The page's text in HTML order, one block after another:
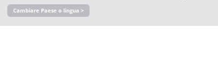
Cambiare Paese o lingua >